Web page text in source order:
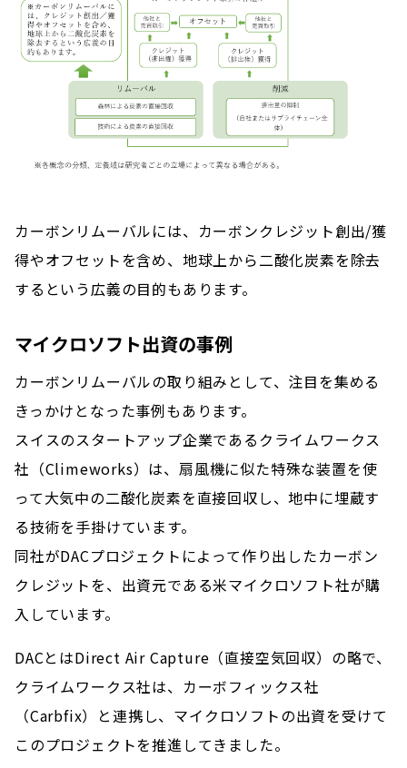
カーボンリムーバルには、カーボンクレジット創出/獲
得やオフセットを含め、地球上から二酸化炭素を除去
するという広義の目的もあります。
マイクロソフト出資の事例
カーボンリムーバルの取り組みとして、注目を集める
きっかけとなった事例もあります。
スイスのスタートアップ企業であるクライムワークス
社（Climeworks）は、扇風機に似た特殊な装置を使
って大気中の二酸化炭素を直接回収し、地中に埋蔵す
る技術を手掛けています。
同社がDACプロジェクトによって作り出したカーボン
クレジットを、出資元である米マイクロソフト社が購
入しています。
DACとはDirect Air Capture（直接空気回収）の略で、
クライムワークス社は、カーボフィックス社
（Carbfix）と連携し、マイクロソフトの出資を受けて
このプロジェクトを推進してきました。